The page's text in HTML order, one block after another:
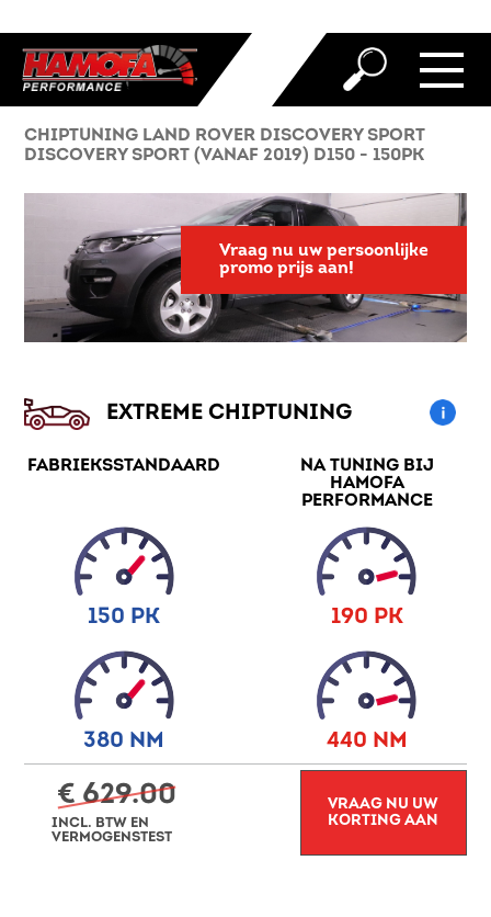
CHIPTUNING LAND ROVER DISCOVERY SPORT
DISCOVERY SPORT (VANAF 2019) D150 - 150PK
Vraag nu uw persoonlijke
promo prijs aan!
EXTREME CHIPTUNING
FABRIEKSSTANDAARD
NA TUNING BIJ
HAMOFA
PERFORMANCE
150 PK
380 NM
190 PK
440 NM
€ 629.00
INCL. BTW EN
VERMOGENSTEST
VRAAG NU UW
KORTING AAN